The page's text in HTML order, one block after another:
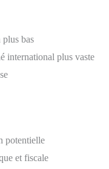
bas
international plus vaste
potentielle
et fiscale